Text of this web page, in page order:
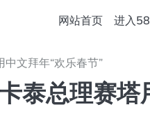
网站首页 进入
文拜年“欢乐春节”
泰总理赛塔